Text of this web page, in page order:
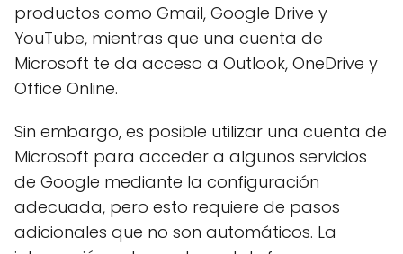
productos como Gmail, Google Drive y
YouTube, mientras que una cuenta de
Microsoft te da acceso a Outlook, OneDrive y
Office Online.
Sin embargo, es posible utilizar una cuenta de
Microsoft para acceder a algunos servicios
de Google mediante la configuración
adecuada, pero esto requiere de pasos
adicionales que no son automáticos. La